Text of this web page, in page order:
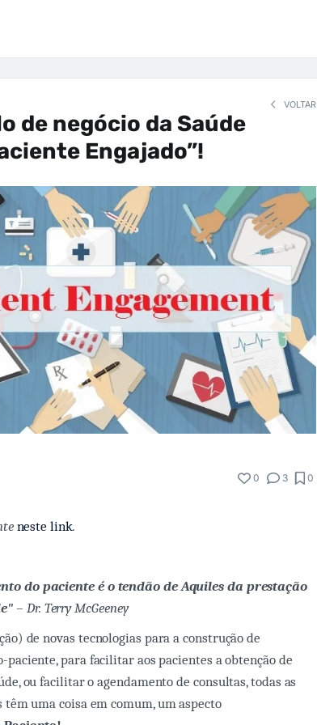
VOLTAR
de negócio da Saúde
Engajado”!
0 3 0
neste link.
do paciente é o tendão de Aquiles da prestação
– Dr. Terry McGeeney
de novas tecnologias para a construção de
paciente, para facilitar aos pacientes a obtenção de
ou facilitar o agendamento de consultas, todas as
uma coisa em comum, um aspecto